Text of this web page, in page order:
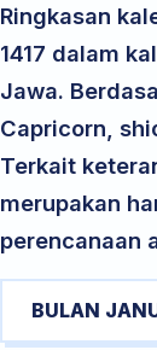
Ringkasan
1417 dalam
Jawa.
Capricorn,
Terkait
merupakan
perencanaan
BULAN